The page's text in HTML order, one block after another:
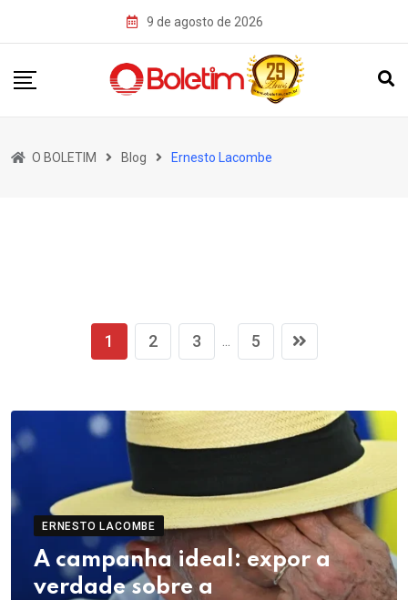
9 de agosto de 2026
O BOLETIM Blog Ernesto Lacombe
1 2 3 ... 5
ERNESTO LACOMBE
A campanha ideal: expor a
verdade sobre a